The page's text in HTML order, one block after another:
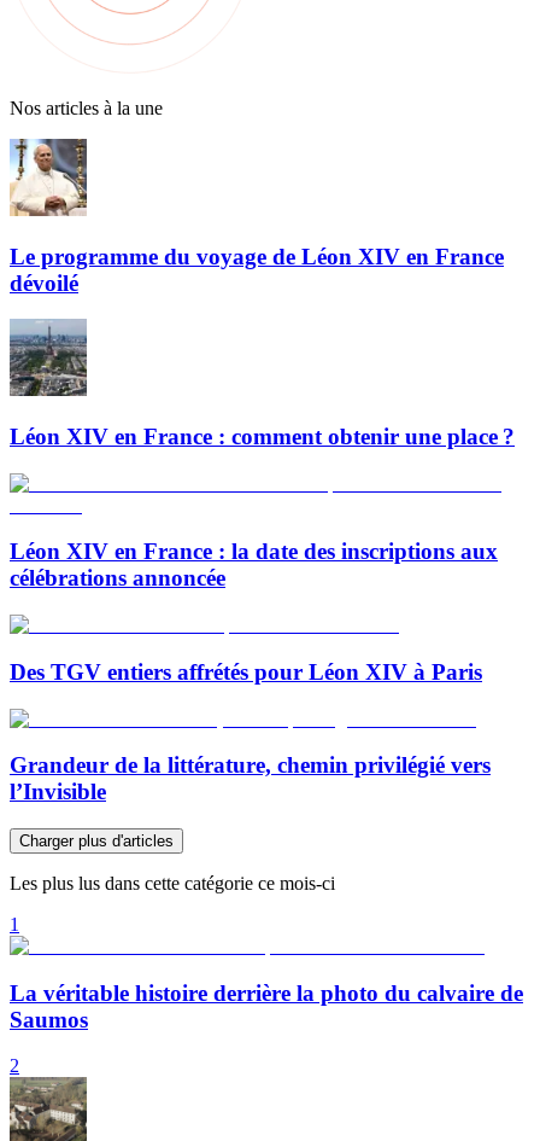
Nos articles à la une
Le programme du voyage de Léon XIV en France
dévoilé
Léon XIV en France : comment obtenir une place ?
Léon XIV en France : la date des inscriptions aux
célébrations annoncée
Des TGV entiers affrétés pour Léon XIV à Paris
Grandeur de la littérature, chemin privilégié vers
l’Invisible
Charger plus d'articles
Les plus lus dans cette catégorie ce mois-ci
1
La véritable histoire derrière la photo du calvaire de
Saumos
2